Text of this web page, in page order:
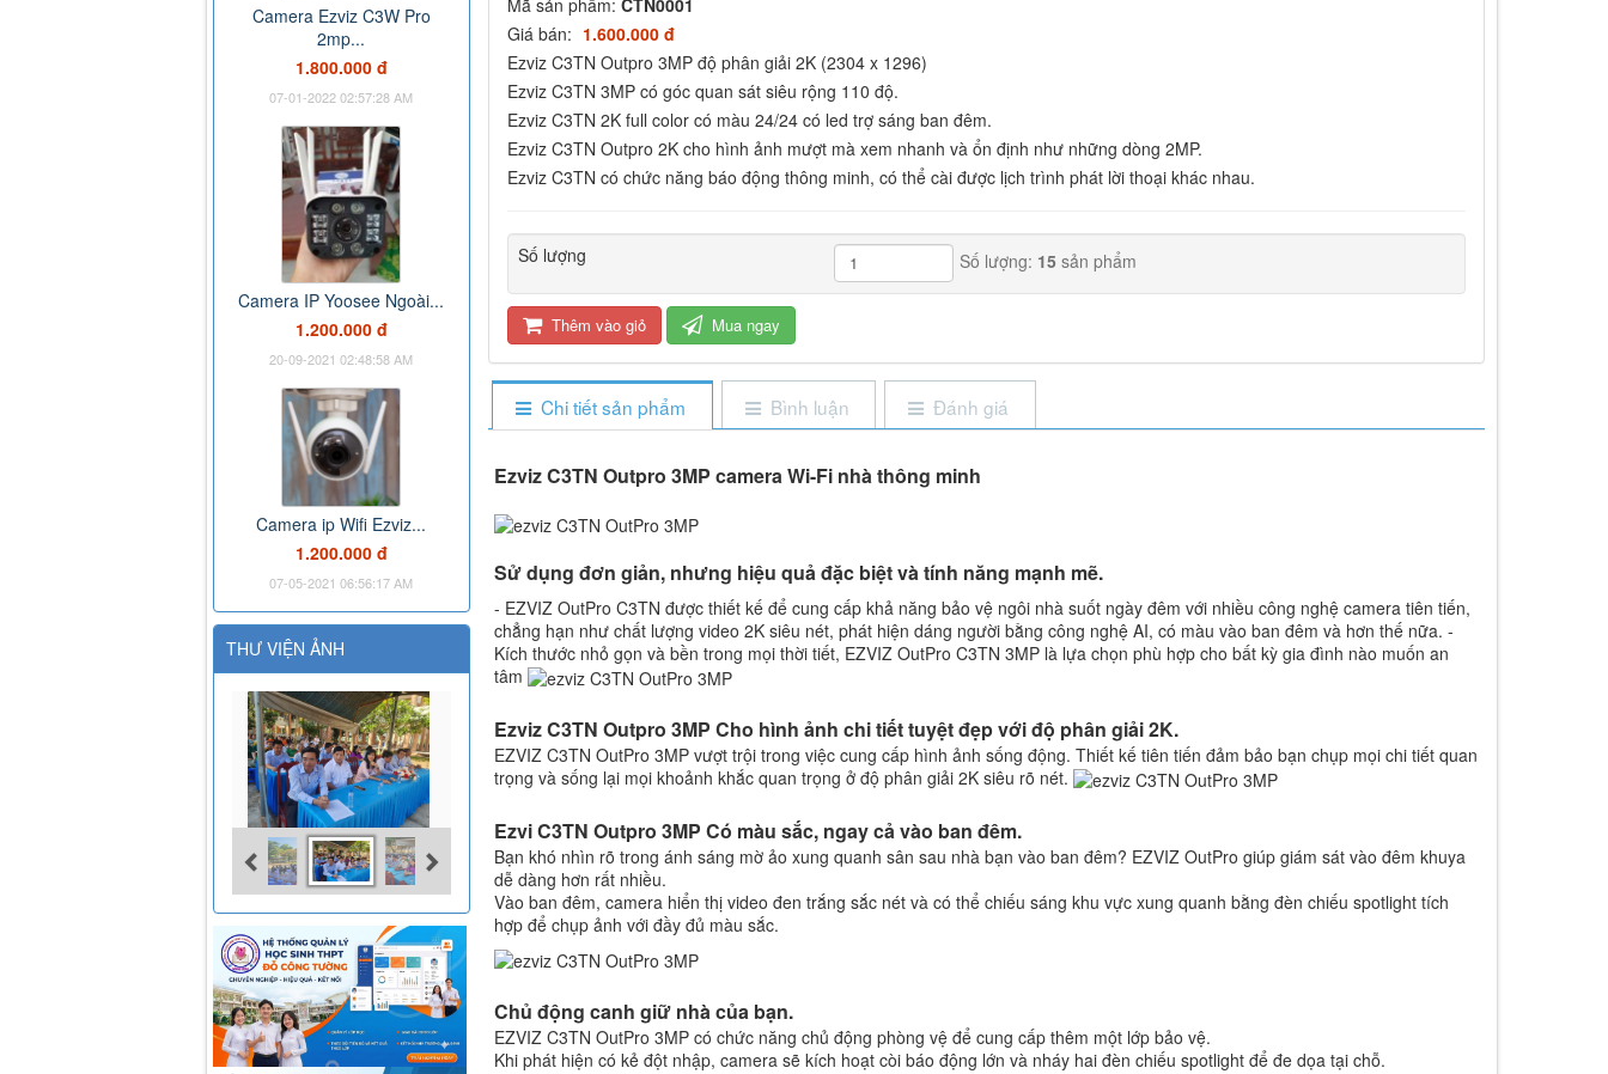
Giá bán: 1.600.000 đ
Ezviz C3TN Outpro 3MP độ phân giải 2K (2304 x 1296)
Ezviz C3TN 3MP có góc quan sát siêu rộng 110 độ.
Ezviz C3TN 2K full color có màu 24/24 có led trợ sáng ban đêm.
Ezviz C3TN Outpro 2K cho hình ảnh mượt mà xem nhanh và ổn định như những dòng 2MP.
Ezviz C3TN có chức năng báo động thông minh, có thể cài được lịch trình phát lời thoại khác nhau.
Số lượng Số lượng: 15 sản phẩm
Thêm vào giỏ Mua ngay
Chi tiết sản phẩm Bình luận Đánh giá
Ezviz C3TN Outpro 3MP camera Wi-Fi nhà thông minh
Sử dụng đơn giản, nhưng hiệu quả đặc biệt và tính năng mạnh mẽ.
- EZVIZ OutPro C3TN được thiết kế để cung cấp khả năng bảo vệ ngôi nhà suốt ngày đêm với nhiều công nghệ camera tiên tiến,
chẳng hạn như chất lượng video 2K siêu nét, phát hiện dáng người bằng công nghệ AI, có màu vào ban đêm và hơn thế nữa. -
Kích thước nhỏ gọn và bền trong mọi thời tiết, EZVIZ OutPro C3TN 3MP là lựa chọn phù hợp cho bất kỳ gia đình nào muốn an
tâm
Ezviz C3TN Outpro 3MP Cho hình ảnh chi tiết tuyệt đẹp với độ phân giải 2K.
EZVIZ C3TN OutPro 3MP vượt trội trong việc cung cấp hình ảnh sống động. Thiết kế tiên tiến đảm bảo bạn chụp mọi chi tiết quan
trọng và sống lại mọi khoảnh khắc quan trọng ở độ phân giải 2K siêu rõ nét.
Ezvi C3TN Outpro 3MP Có màu sắc, ngay cả vào ban đêm.
Bạn khó nhìn rõ trong ánh sáng mờ ảo xung quanh sân sau nhà bạn vào ban đêm? EZVIZ OutPro giúp giám sát vào đêm khuya
dễ dàng hơn rất nhiều.
Vào ban đêm, camera hiển thị video đen trắng sắc nét và có thể chiếu sáng khu vực xung quanh bằng đèn chiếu spotlight tích
hợp để chụp ảnh với đầy đủ màu sắc.
Chủ động canh giữ nhà của bạn.
EZVIZ C3TN OutPro 3MP có chức năng chủ động phòng vệ để cung cấp thêm một lớp bảo vệ.
Khi phát hiện có kẻ đột nhập, camera sẽ kích hoạt còi báo động lớn và nháy hai đèn chiếu spotlight để đe dọa tại chỗ.
Camera Ezviz C3W Pro
2mp...
1.800.000 đ
07-01-2022 02:57:28 AM
Camera IP Yoosee Ngoài...
1.200.000 đ
20-09-2021 02:48:58 AM
Camera ip Wifi Ezviz...
1.200.000 đ
07-05-2021 06:56:17 AM
THƯ VIỆN ẢNH